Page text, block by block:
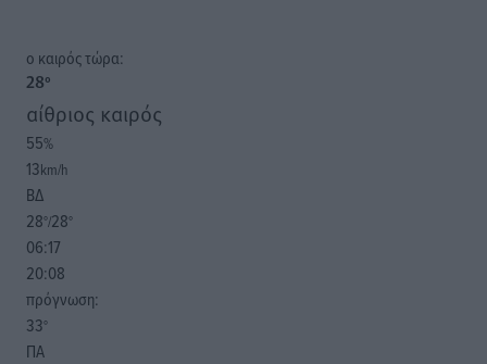
o καιρός τώρα:
28°
αίθριος καιρός
55%
13km/h
ΒΔ
28°/28°
06:17
20:08
πρόγνωση:
33°
ΠΑ